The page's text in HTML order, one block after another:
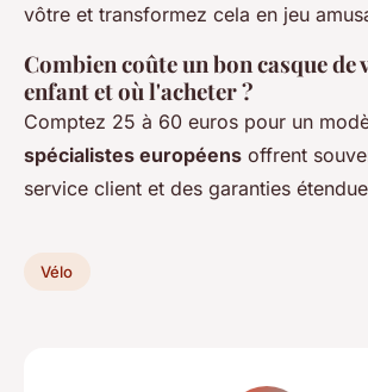
vôtre et transformez cela en jeu
Combien coûte un bon casque de
enfant et où l'acheter ?
Comptez 25 à 60 euros pour un
spécialistes européens offrent
service client et des garanties
Vélo